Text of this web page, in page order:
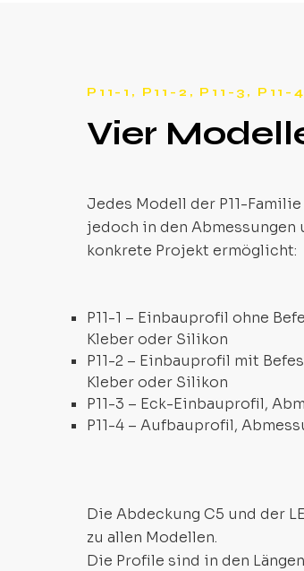
P11-1, P11-2, P11-3, P11-4
Vier
Jedes Modell der P11-
jedoch in den Abmessungen
konkrete Projekt ermöglicht:
P11-1 – Einbauprofil ohne
Kleber oder Silikon
P11-2 – Einbauprofil mit
Kleber oder Silikon
P11-3 – Eck-Einbauprofil,
P11-4 – Aufbauprofil,
Die Abdeckung C5 und der
zu allen Modellen.
Die Profile sind in den